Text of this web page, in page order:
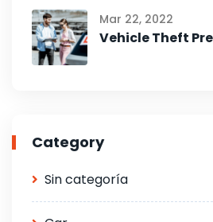
Mar 22, 2022
Vehicle Theft
Category
Sin categoría